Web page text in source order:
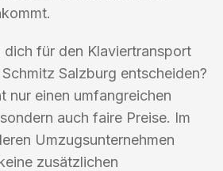
dich für den Klaviertransport
Salzburg entscheiden?
nur einen umfangreichen
auch faire Preise. Im
Umzugsunternehmen
zusätzlichen